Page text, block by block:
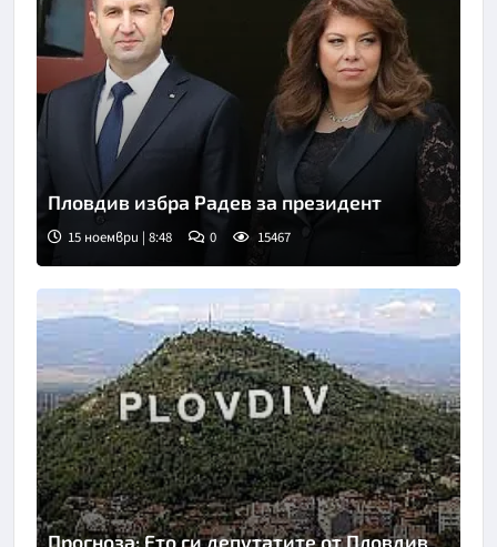
Пловдив избра Радев за президент
15 ноември | 8:48 0 15467
Прогноза: Ето ги депутатите от Пловдив